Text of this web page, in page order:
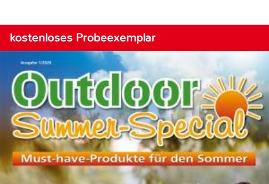
kostenloses Probeexemplar